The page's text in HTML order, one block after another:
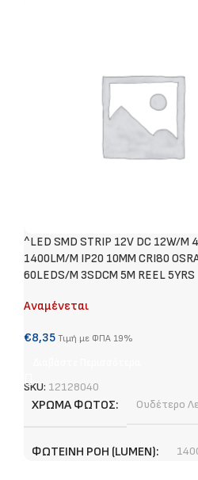
^LED SMD STRIP 12V DC 12W/M
1400LM/M IP20 10MM CRI80
60LEDS/M 3SDCM 5M REEL 5YRS
Αναμένεται
€8,35 Τιμή με ΦΠΑ 19%
SKU: 12128040
ΧΡΏΜΑ ΦΩΤΌΣ Ουδέτερο
ΦΩΤΕΙΝΉ ΡΟΉ (LUMEN)